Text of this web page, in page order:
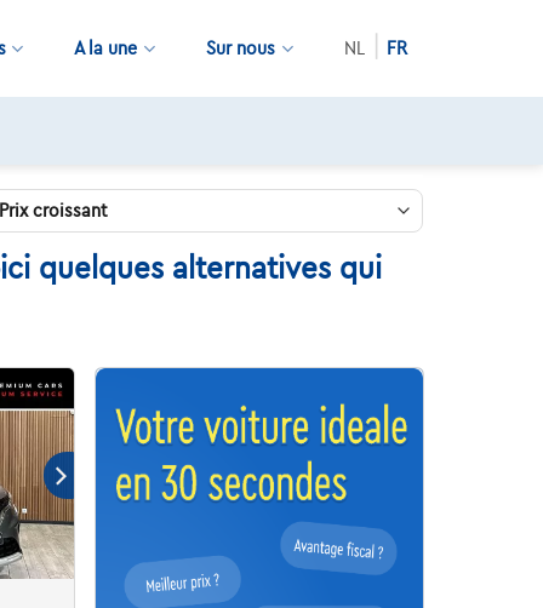
A la une Sur nous NL FR
quelques alternatives qui